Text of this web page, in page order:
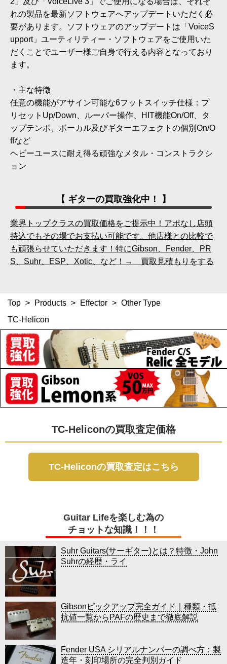
れの製品を最新ソフトウェアへアップデートいただく必
要があります。ソフトウェアのアップデートは「VoiceS
upport」ユーティリティー・ソフトウェアをご使用いた
だくことでユーザー様ご自身で行える内容となっており
ます。
・主な特徴
任意の機能がアサイン可能な6フットスイッチ仕様：プ
リセットUp/Down、ルーパー操作、HIT機能On/Off、タ
ップテンポ、ボーカル及びギターエフェクトの個別On/O
ffなど
ヘビーユースに耐え得る頑強なメタル・コンストラクシ
ョン
【 ギターの買取強化中！ 】
業界トップクラスの買取価格をご提示中！アポなし店頭
持込でもその場でお支払い可能です。他店様との比較で
も頑張らせていただきます！特にGibson、Fender、PR
S、Suhr、ESP、Xotic、など！→ 買取見積もりをする
Top > Products > Effector > Other Type
TC-Helicon
TC-Heliconの買取査定価格
TC-Heliconの買取査定はこちら
Guitar Lifeを楽しむ為の
チョットな知識！！！
Suhr Guitars(サーギター)とは？特徴・John
Suhrの経歴・ライ
Gibsonピックアップ完全ガイド｜種類・抵
抗値一覧からPAFの歴史まで徹底解説
Fender USA シリアルナンバーの調べ方：製
造年・刻印場所の完全判別ガイド